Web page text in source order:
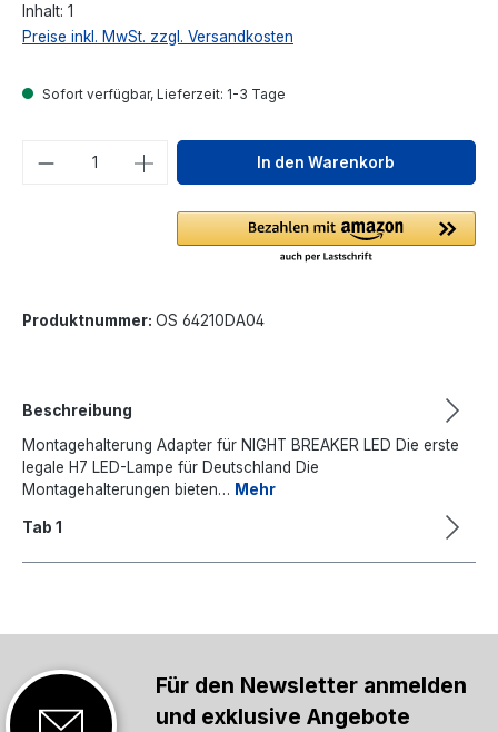
Inhalt: 1
Preise inkl. MwSt. zzgl. Versandkosten
Sofort verfügbar, Lieferzeit: 1-3 Tage
Produkt Anzahl: Gib denIn den Warenkorb
Produktnummer: OS 64210DA04
Beschreibung
Montagehalterung Adapter für NIGHT BREAKER LED Die erste
legale H7 LED-Lampe für Deutschland Die
Montagehalterungen bieten… Mehr
Tab 1
Für den Newsletter anmelden
und exklusive Angebote